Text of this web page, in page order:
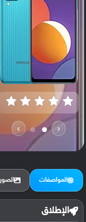
‹
›
المواصفات الصور
الإطلاق